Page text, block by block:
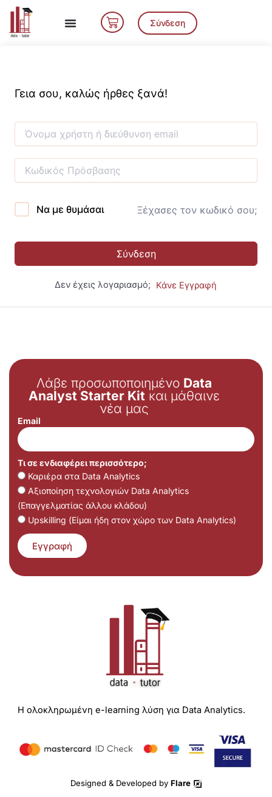
Μετάβαση
περιεχόμενο
Cart Σύνδεση
Γεια σου, καλώς ήρθες ξανά!
Να με θυμάσαι Ξέχασες τον κωδικό σου;
Σύνδεση
Δεν έχεις λογαριασμό; Κάνε Εγγραφή
Λάβε προσωποποιημένο Data
Analyst Starter Kit και μάθαινε
νέα μας
Email
Τι σε ενδιαφέρει περισσότερο;
Καριέρα στα Data Analytics
Αξιοποίηση τεχνολογιών Data Analytics
(Επαγγελματίας άλλου κλάδου)
Upskilling (Είμαι ήδη στον χώρο των Data Analytics)
Εγγραφή
Η ολοκληρωμένη e-learning λύση για Data Analytics.
Designed & Developed by Flare